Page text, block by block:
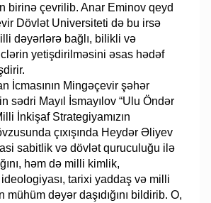
birinə çevrilib. Anar Eminov qeyd
Dövlət Universiteti də bu irsə
dəyərlərə bağlı, bilikli və
yetişdirilməsini əsas hədəf
İcmasının Mingəçevir şəhər
sədri Mayıl İsmayılov “Ulu Öndər
İnkişaf Strategiyamızın
çıxışında Heydər Əliyev
sabitlik və dövlət quruculuğu ilə
həm də milli kimlik,
ideologiyası, tarixi yaddaş və milli
mühüm dəyər daşıdığını bildirib. O,